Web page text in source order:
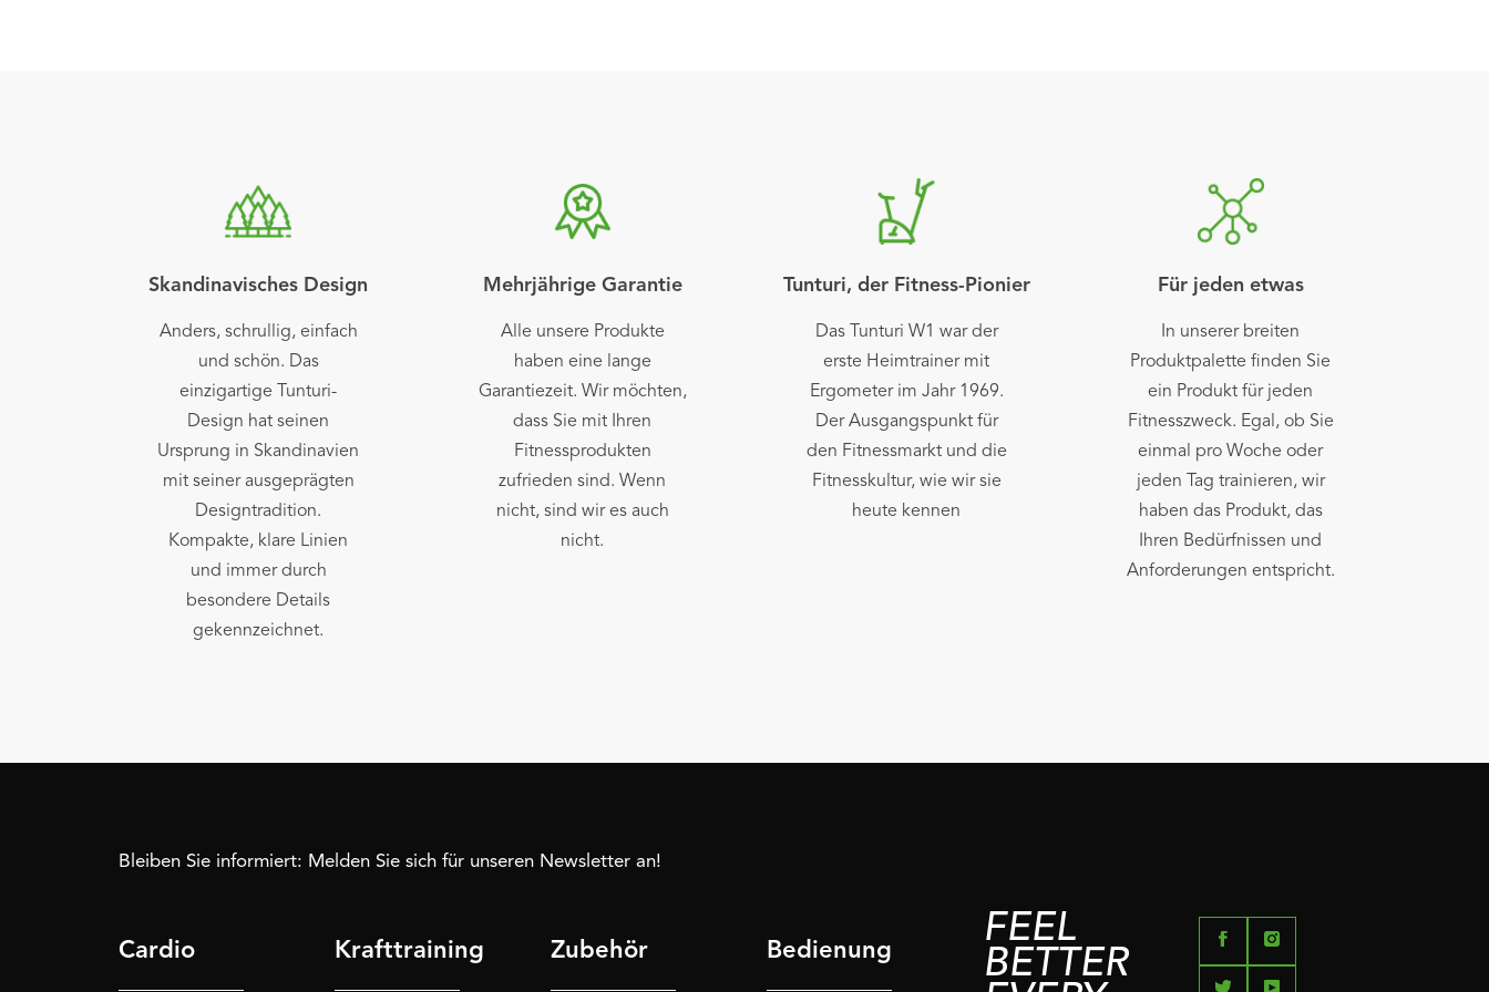
Skandinavisches Design
Anders, schrullig, einfach
und schön. Das
einzigartige Tunturi-
Design hat seinen
Ursprung in Skandinavien
mit seiner ausgeprägten
Designtradition.
Kompakte, klare Linien
und immer durch
besondere Details
gekennzeichnet.
Mehrjährige Garantie
Alle unsere Produkte
haben eine lange
Garantiezeit. Wir möchten,
dass Sie mit Ihren
Fitnessprodukten
zufrieden sind. Wenn
nicht, sind wir es auch
nicht.
Tunturi, der Fitness-Pionier
Das Tunturi W1 war der
erste Heimtrainer mit
Ergometer im Jahr 1969.
Der Ausgangspunkt für
den Fitnessmarkt und die
Fitnesskultur, wie wir sie
heute kennen
Für jeden etwas
In unserer breiten
Produktpalette finden Sie
ein Produkt für jeden
Fitnesszweck. Egal, ob Sie
einmal pro Woche oder
jeden Tag trainieren, wir
haben das Produkt, das
Ihren Bedürfnissen und
Anforderungen entspricht.
Bleiben Sie informiert: Melden Sie sich für unseren Newsletter an!
Cardio Krafttraining Zubehör Bedienung
FEEL
BETTER